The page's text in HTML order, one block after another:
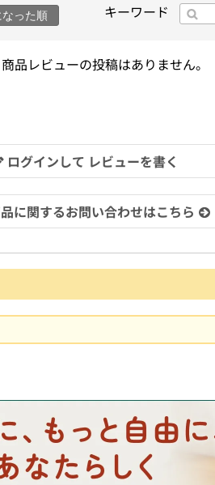
った順 キーワード
品レビューの投稿はありません。
ログインして レビューを書く
に関するお問い合わせはこちら